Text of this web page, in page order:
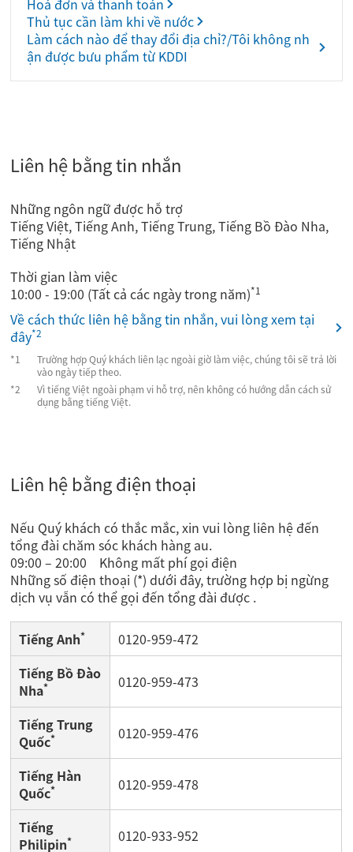
Hoá đơn và thanh toán
Thủ tục cần làm khi về nước
Làm cách nào để thay đổi địa chỉ?/Tôi không nh
ận được bưu phẩm từ KDDI
Liên hệ bằng tin nhắn
Những ngôn ngữ được hỗ trợ
Tiếng Việt, Tiếng Anh, Tiếng Trung, Tiếng Bồ Đào Nha,
Tiếng Nhật
Thời gian làm việc
10:00 - 19:00 (Tất cả các ngày trong năm)*1
Về cách thức liên hệ bằng tin nhắn, vui lòng xem tại
đây*2
Trường hợp Quý khách liên lạc ngoài giờ làm việc, chúng tôi sẽ trả lời
vào ngày tiếp theo.
Vì tiếng Việt ngoài phạm vi hỗ trợ, nên không có hướng dẫn cách sử
dụng bằng tiếng Việt.
Liên hệ bằng điện thoại
Nếu Quý khách có thắc mắc, xin vui lòng liên hệ đến
tổng đài chăm sóc khách hàng au.
09:00 – 20:00 Không mất phí gọi điện
Những số điện thoại (*) dưới đây, trường hợp bị ngừng
dịch vụ vẫn có thể gọi đến tổng đài được .
Tiếng Anh*
0120-959-472
Tiếng Bồ Đào
Nha* 0120-959-473
Tiếng Trung
Quốc* 0120-959-476
Tiếng Hàn
Quốc* 0120-959-478
Tiếng
Philipin* 0120-933-952